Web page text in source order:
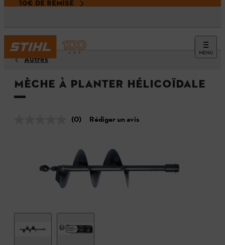
10€ DE REMISE
MENU
Autres
Mèche à planter hélicoïdale
(0) Rédiger un avis